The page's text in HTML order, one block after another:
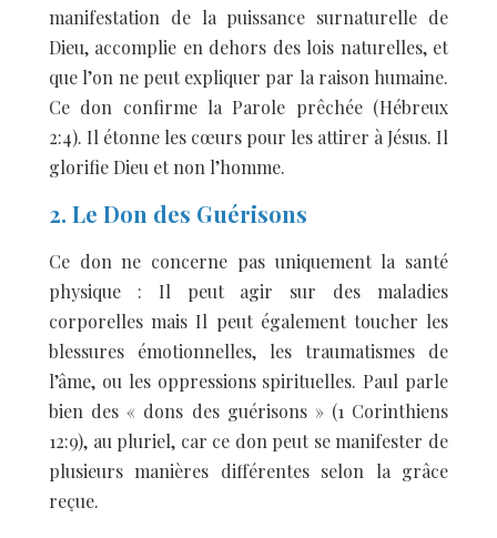
manifestation de la puissance surnaturelle de
Dieu, accomplie en dehors des lois naturelles, et
que l’on ne peut expliquer par la raison humaine.
Ce don confirme la Parole prêchée (Hébreux
2:4). Il étonne les cœurs pour les attirer à Jésus. Il
glorifie Dieu et non l’homme.
2. Le Don des Guérisons
Ce don ne concerne pas uniquement la santé
physique : Il peut agir sur des maladies
corporelles mais Il peut également toucher les
blessures émotionnelles, les traumatismes de
l’âme, ou les oppressions spirituelles. Paul parle
bien des « dons des guérisons » (1 Corinthiens
12:9), au pluriel, car ce don peut se manifester de
plusieurs manières différentes selon la grâce
reçue.